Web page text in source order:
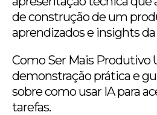
de construção de um
aprendizados e insights da
Como Ser Mais Produtivo
demonstração prática e
sobre como usar IA para
tarefas.